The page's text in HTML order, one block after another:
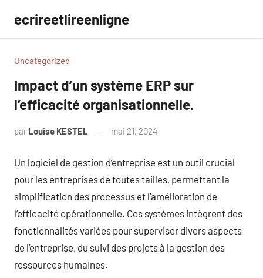
contenu
ecrireetlireenligne
Uncategorized
Impact d’un système ERP sur
l’efficacité organisationnelle.
par Louise KESTEL mai 21, 2024
Un logiciel de gestion d’entreprise est un outil crucial
pour les entreprises de toutes tailles, permettant la
simplification des processus et l’amélioration de
l’efficacité opérationnelle. Ces systèmes intègrent des
fonctionnalités variées pour superviser divers aspects
de l’entreprise, du suivi des projets à la gestion des
ressources humaines.